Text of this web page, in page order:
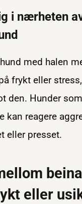
i nærheten
med halen
frykt eller
den. Hunder
kan reagere
eller presset.
eller